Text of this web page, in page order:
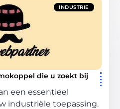
INDUSTRIE
die u zoekt bij
een essentieel
industriële toepassing.